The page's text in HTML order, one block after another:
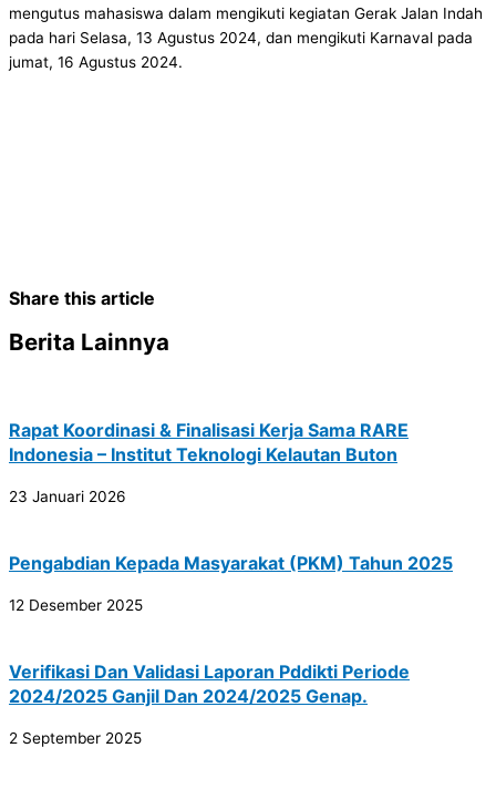
mengutus mahasiswa dalam mengikuti kegiatan Gerak Jalan Indah
pada hari Selasa, 13 Agustus 2024, dan mengikuti Karnaval pada
jumat, 16 Agustus 2024.
Share this article
Berita Lainnya
Rapat Koordinasi & Finalisasi Kerja Sama RARE
Indonesia – Institut Teknologi Kelautan Buton
23 Januari 2026
Pengabdian Kepada Masyarakat (PKM) Tahun 2025
12 Desember 2025
Verifikasi Dan Validasi Laporan Pddikti Periode
2024/2025 Ganjil Dan 2024/2025 Genap.
2 September 2025